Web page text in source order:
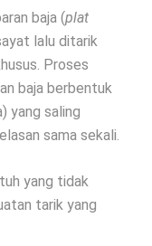
baja (plat
lalu ditarik
Proses
baja berbentuk
yang saling
sama sekali.
yang tidak
tarik yang